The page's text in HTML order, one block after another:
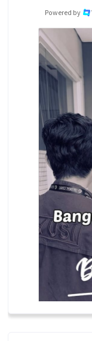
Powered by